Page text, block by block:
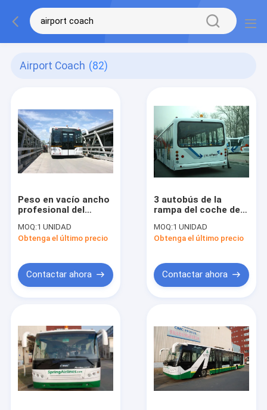
Airport Coach (82)
Peso en vacío ancho
profesional del
del delantal del
aeropuerto del coche
despeque del cuerpo
MOQ:1 UNIDAD
Obtenga el último precio
Contactar ahora
3 autobús de la
rampa del coche de
de Seat del motor 22
para el aeropuerto
MOQ:1 UNIDAD
Obtenga el último precio
Contactar ahora